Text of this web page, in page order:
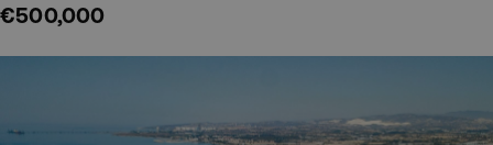
€500,000